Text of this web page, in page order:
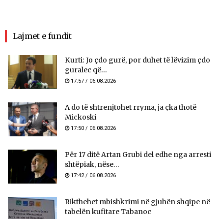
Lajmet e fundit
Kurti: Jo çdo gurë, por duhet të lëvizim çdo
guralec që...
17:57 / 06.08.2026
A do të shtrenjtohet rryma, ja çka thotë
Mickoski
17:50 / 06.08.2026
Për 17 ditë Artan Grubi del edhe nga arresti
shtëpiak, nëse...
17:42 / 06.08.2026
Rikthehet mbishkrimi në gjuhën shqipe në
tabelën kufitare Tabanoc